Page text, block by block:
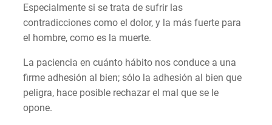
Especialmente si se trata de sufrir las
contradicciones como el dolor, y la más fuerte para
el hombre, como es la muerte.
La paciencia en cuánto hábito nos conduce a una
firme adhesión al bien; sólo la adhesión al bien que
peligra, hace posible rechazar el mal que se le
opone.